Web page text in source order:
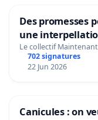
Des promesses
une
climat et de
Le collectif
702 signatures
22 Jun 2026
Canicules : on